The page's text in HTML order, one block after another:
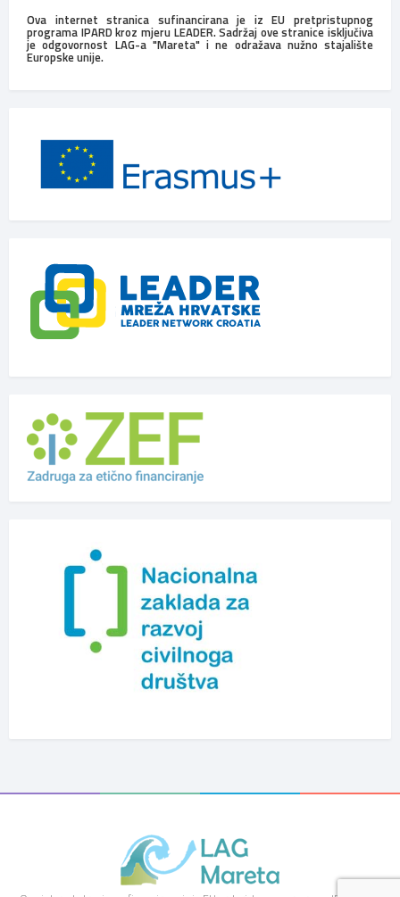
Ova internet stranica sufinancirana je iz EU pretpristupnog
programa IPARD kroz mjeru LEADER. Sadržaj ove stranice isključiva
je odgovornost LAG-a "Mareta" i ne odražava nužno stajalište
Europske unije.